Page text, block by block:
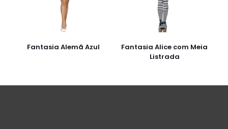
Fantasia Alemã Azul
Fantasia Alice com Meia
Listrada